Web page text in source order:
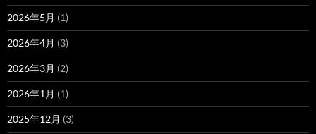
2026年5月 (1)
2026年4月 (3)
2026年3月 (2)
2026年1月 (1)
2025年12月 (3)